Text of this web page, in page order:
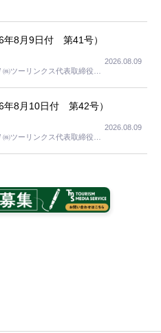
年8月9日付 第41号）
ツーリンクス代表取締役社
2026.08.09
年8月10日付 第42号）
ツーリンクス代表取締役社
2026.08.09